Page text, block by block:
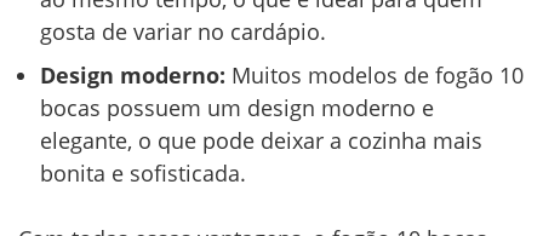
gosta de variar no cardápio.
Design moderno: Muitos modelos de fogão 10
bocas possuem um design moderno e
elegante, o que pode deixar a cozinha mais
bonita e sofisticada.